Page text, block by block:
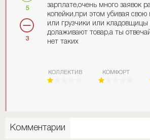
5
3
зарплате,очень много заявок
копейки,при этом убивая
или грузчики или кладовщицы
долаживают товар,а ты
нет таких
КОЛЛЕКТИВ КОМФОРТ
Комментарии